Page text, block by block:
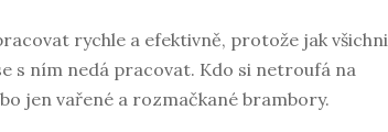
rychle a efektivně, protože jak všichni
s ním nedá pracovat. Kdo si netroufá na
jen vařené a rozmačkané brambory.